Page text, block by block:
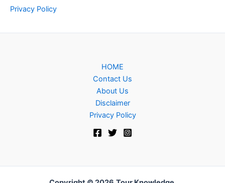
Privacy Policy
HOME
Contact Us
About Us
Disclaimer
Privacy Policy